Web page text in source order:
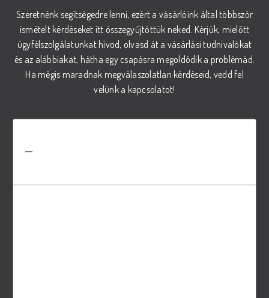
Szeretnénk segítségedre lenni, ezért a vásárlóink által többször
ismételt kérdéseket itt összegyűjtöttük neked. Kérjük, mielőtt
ügyfélszolgálatunkat hívod, olvasd át a vásárlási tudnivalókat
és az alábbiakat, hátha egy csapásra megoldódik a problémád.
Ha mégis maradnak megválaszolatlan kérdéseid, vedd fel
velünk a kapcsolatot!